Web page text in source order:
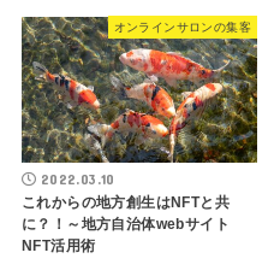
オンラインサロンの集客
2022.03.10
これからの地方創生はNFTと共
に？！～地方自治体webサイト
NFT活用術